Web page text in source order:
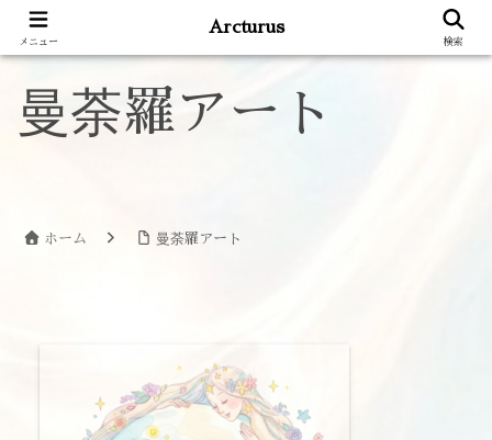
曼荼羅アート
ホーム 曼荼羅アート
メニュー
Arcturus
検索